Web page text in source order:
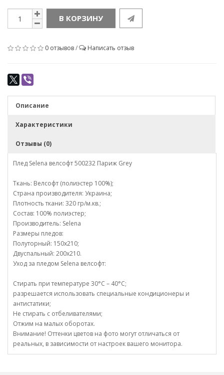
В КОРЗИНУ
0 отзывов/ Написать отзыв
Описание
Характеристики
Отзывы (0)
Плед Selena велсофт 500232 Париж Grey
Ткань: Велсофт (полиэстер 100%);
Страна производителя: Украина;
Плотность ткани: 320 гр/м.кв.;
Состав: 100% полиэстер;
Производитель: Selena
Размеры пледов:
Полуторный: 150х210;
Двуспальный: 200х210.
Уход за пледом Selena велсофт:
Стирать при температуре 30°С – 40°С;
разрешается использовать специальные кондиционеры и
антистатики;
Не стирать с отбеливателями;
Отжим на малых оборотах.
Внимание! Оттенки цветов на фото могут отличаться от
реальных, в зависимости от настроек вашего монитора.